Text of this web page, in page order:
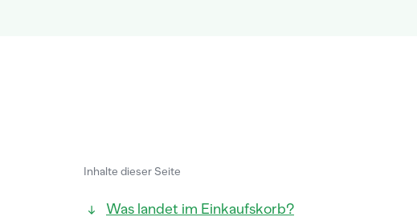
Inhalte dieser Seite
Was landet im Einkaufskorb?